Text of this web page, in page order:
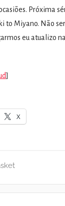
Próxima
to Miyano. Não
eu atualizo
]
X